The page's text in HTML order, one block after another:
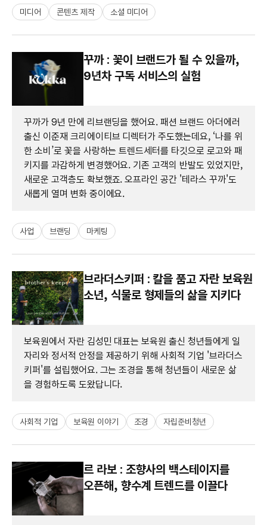
미디어 콘텐츠 제작 소셜 미디어
꾸까 : 꽃이 브랜드가 될 수 있을까,
9년차 구독 서비스의 실험
꾸까가 9년 만에 리브랜딩을 했어요. 패션 브랜드 아더에러
출신 이준재 크리에이티브 디렉터가 주도했는데요, ‘나를 위
한 소비’로 꽃을 사랑하는 트렌드세터를 타깃으로 로고와 패
키지를 과감하게 변경했어요. 기존 고객의 반발도 있었지만,
새로운 고객층도 확보했죠. 오프라인 공간 '테라스 꾸까'도
새롭게 열며 변화 중이에요.
사업 브랜딩 마케팅
브라더스키퍼 : 칼을 품고 자란 보육원
소년, 식물로 형제들의 삶을 지키다
보육원에서 자란 김성민 대표는 보육원 출신 청년들에게 일
자리와 정서적 안정을 제공하기 위해 사회적 기업 '브라더스
키퍼'를 설립했어요. 그는 조경을 통해 청년들이 새로운 삶
을 경험하도록 도왔답니다.
사회적 기업 보육원 이야기 조경 자립준비청년
르 라보 : 조향사의 백스테이지를
오픈해, 향수계 트렌드를 이끌다